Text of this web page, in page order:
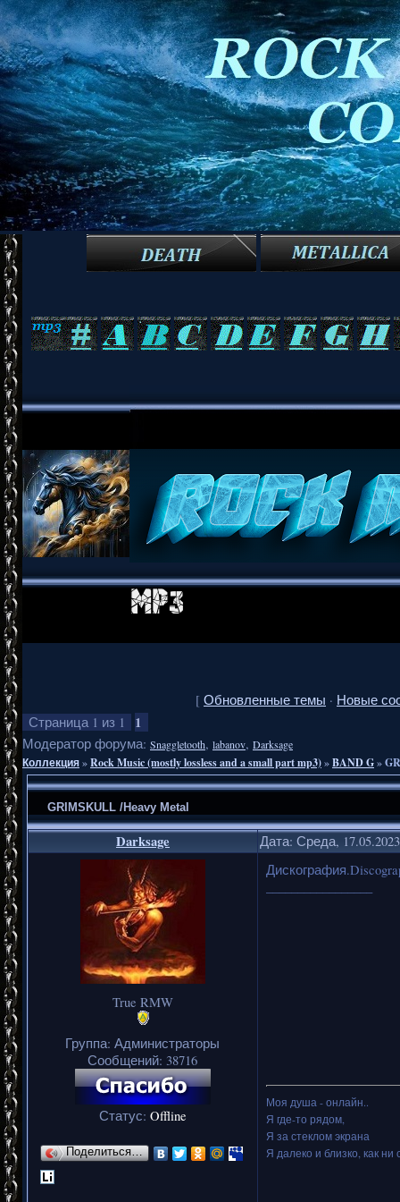
[ Обновленные темы · Новые
Страница 1 из 1 1
Модератор форума: Snaggletooth, labanov, Darksage
Коллекция»Rock Music (mostly lossless and a small part mp3)»BAND G»
GRIMSKULL /Heavy Metal
Darksage Дата: Среда,
True RMW
Группа: Администраторы
Сообщений: 38716
Статус: Offline
Поделиться…
Моя душа - онлайн..
Я где-то рядом,
Я за стеклом экрана
Я далеко и близко, как ни